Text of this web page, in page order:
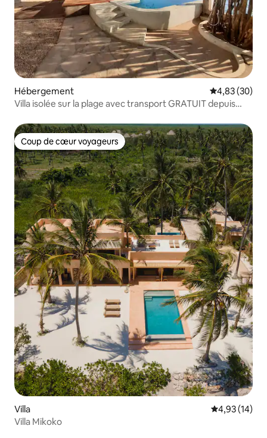
Hébergement Évaluation
4,83 (30)
Villa isolée sur la plage avec transport GRATUIT depuis
Coup de cœur voyageurs
Coup de cœur voyageurs
Villa Évaluation
4,93 (14)
Villa Mikoko